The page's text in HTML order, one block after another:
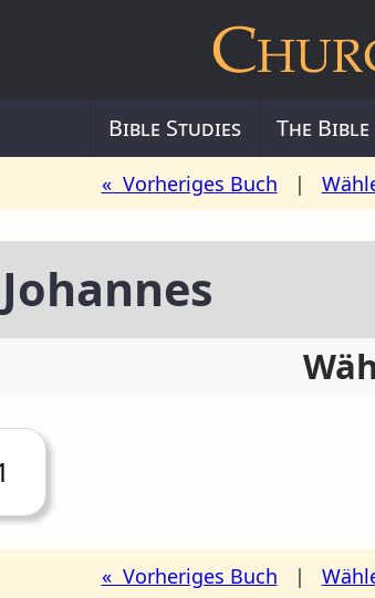
Bible Studies The Bible
« Vorheriges Buch |
« Vorheriges Buch |